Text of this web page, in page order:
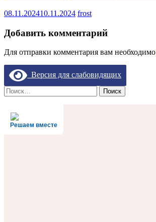
08.11.202410.11.2024 frost
Добавить комментарий
Для отправки комментария вам необходимо
Версия для слабовидящих
Найти:
Решаем вместе